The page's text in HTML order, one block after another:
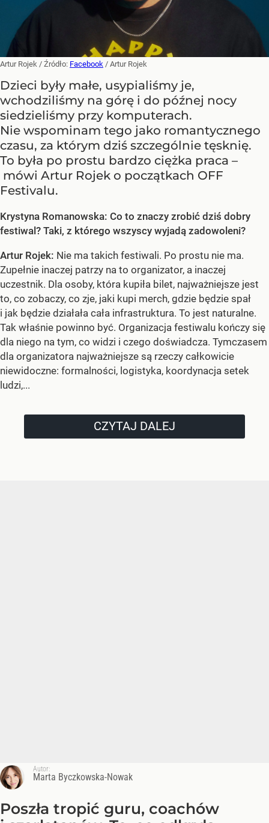
Artur Rojek / Źródło: Facebook / Artur Rojek
Dzieci były małe, usypialiśmy je,
wchodziliśmy na górę i do późnej nocy
siedzieliśmy przy komputerach.
Nie wspominam tego jako romantycznego
czasu, za którym dziś szczególnie tęsknię.
To była po prostu bardzo ciężka praca –
mówi Artur Rojek o początkach OFF
Festivalu.
Krystyna Romanowska: Co to znaczy zrobić dziś dobry
festiwal? Taki, z którego wszyscy wyjadą zadowoleni?
Artur Rojek: Nie ma takich festiwali. Po prostu nie ma.
Zupełnie inaczej patrzy na to organizator, a inaczej
uczestnik. Dla osoby, która kupiła bilet, najważniejsze jest
to, co zobaczy, co zje, jaki kupi merch, gdzie będzie spał
i jak będzie działała cała infrastruktura. To jest naturalne.
Tak właśnie powinno być. Organizacja festiwalu kończy się
dla niego na tym, co widzi i czego doświadcza. Tymczasem
dla organizatora najważniejsze są rzeczy całkowicie
niewidoczne: formalności, logistyka, koordynacja setek
ludzi,...
CZYTAJ DALEJ
Autor:
Marta Byczkowska-Nowak
Poszła tropić guru, coachów